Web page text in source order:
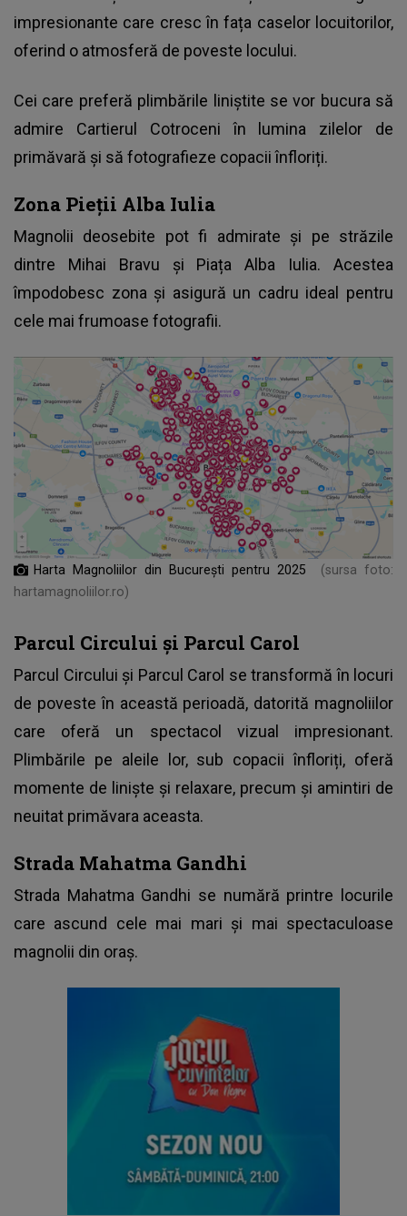
impresionante care cresc în fața caselor locuitorilor,
oferind o atmosferă de poveste locului.
Cei care preferă plimbările liniștite se vor bucura să
admire Cartierul Cotroceni în lumina zilelor de
primăvară și să fotografieze copacii înfloriți.
Zona Pieții Alba Iulia
Magnolii deosebite pot fi admirate și pe străzile
dintre Mihai Bravu și Piața Alba Iulia. Acestea
împodobesc zona și asigură un cadru ideal pentru
cele mai frumoase fotografii.
Harta Magnoliilor din București pentru 2025
(sursa foto:
hartamagnoliilor.ro)
Parcul Circului și Parcul Carol
Parcul Circului și Parcul Carol se transformă în locuri
de poveste în această perioadă, datorită magnoliilor
care oferă un spectacol vizual impresionant.
Plimbările pe aleile lor, sub copacii înfloriți, oferă
momente de liniște și relaxare, precum și amintiri de
neuitat primăvara aceasta.
Strada Mahatma Gandhi
Strada Mahatma Gandhi se numără printre locurile
care ascund cele mai mari și mai spectaculoase
magnolii din oraș.